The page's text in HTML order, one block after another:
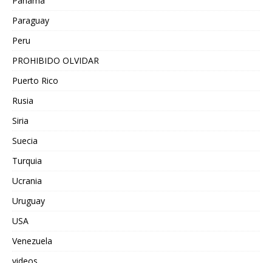
Paraguay
Peru
PROHIBIDO OLVIDAR
Puerto Rico
Rusia
Siria
Suecia
Turquia
Ucrania
Uruguay
USA
Venezuela